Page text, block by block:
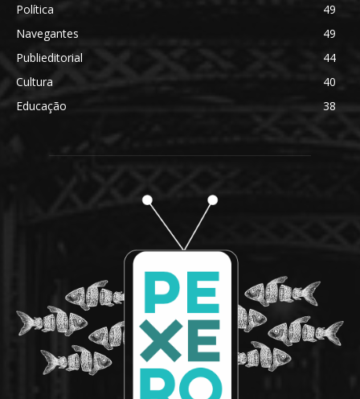
Política
49
Navegantes
49
Publieditorial
44
Cultura
40
Educação
38